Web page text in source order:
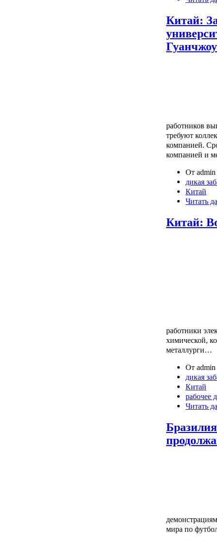
Китай:
Гуанчжоу
работников
требуют
компанией.
компанией и
От admin
дикая
Китай
Читать
Китай:
работники
химической,
металлурги…
От admin
дикая
Китай
рабочее
Читать
мира по